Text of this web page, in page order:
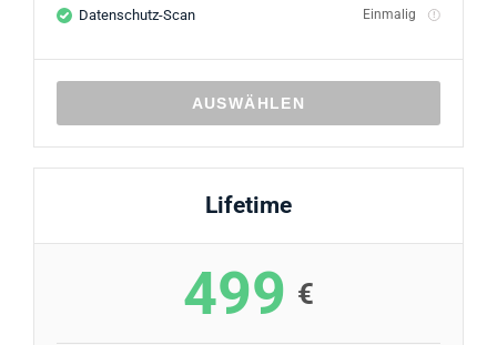
Datenschutz-Scan Einmalig
AUSWÄHLEN
Lifetime
499 €